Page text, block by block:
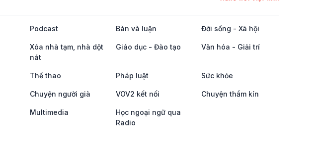
Podcast Bàn và luận Đời sống - Xã hội
Xóa nhà tạm, nhà dột
nát
Giáo dục - Đào tạo Văn hóa - Giải trí
Thể thao Pháp luật Sức khỏe
Chuyện người già VOV2 kết nối Chuyện thầm kín
Multimedia
Học ngoại ngữ qua
Radio